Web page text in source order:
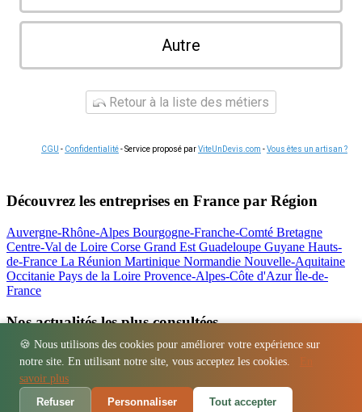
🍪 Nous utilisons des cookies pour améliorer votre expérience sur
notre site. En utilisant notre site, vous acceptez les cookies.
savoir plus
Refuser
Personnaliser Tout accepter
Autre
Retour à la liste des métiers
CGU - Confidentialité- Service proposé parViteUnDevis.com -Vous êtes un artisan ?
Découvrez les entreprises en France par Région
Auvergne-Rhône-Alpes Bourgogne-Franche-Comté Bretagne
Centre-Val de Loire Corse Grand Est Guadeloupe Guyane Hauts-
de-France La Réunion Martinique Normandie Nouvelle-Aquitaine
Occitanie Pays de la Loire Provence-Alpes-Côte d'AzurÎle-de-
France
Nos actualités les plus consultées
Location bétonnière : guide complet et tarifs
Régions - Départements - Villes - Entreprises - Marques
Espace presse